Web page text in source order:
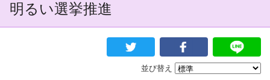
明るい選挙推進
並び替え